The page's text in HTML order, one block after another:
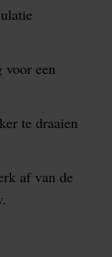
een
te draaien
af van de